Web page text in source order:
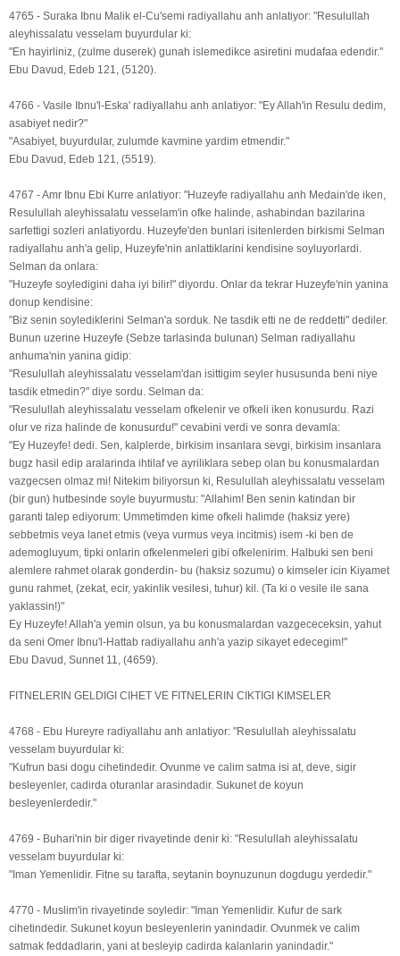
4765 - Suraka Ibnu Malik el-Cu'semi radiyallahu anh anlatiyor: "Resulullah
aleyhissalatu vesselam buyurdular ki:
"En hayirliniz, (zulme duserek) gunah islemedikce asiretini mudafaa edendir."
Ebu Davud, Edeb 121, (5120).
4766 - Vasile Ibnu'l-Eska' radiyallahu anh anlatiyor: "Ey Allah'in Resulu dedim,
asabiyet nedir?"
"Asabiyet, buyurdular, zulumde kavmine yardim etmendir."
Ebu Davud, Edeb 121, (5519).
4767 - Amr Ibnu Ebi Kurre anlatiyor: "Huzeyfe radiyallahu anh Medain'de iken,
Resulullah aleyhissalatu vesselam'in ofke halinde, ashabindan bazilarina
sarfettigi sozleri anlatiyordu. Huzeyfe'den bunlari isitenlerden birkismi Selman
radiyallahu anh'a gelip, Huzeyfe'nin anlattiklarini kendisine soyluyorlardi.
Selman da onlara:
"Huzeyfe soyledigini daha iyi bilir!" diyordu. Onlar da tekrar Huzeyfe'nin yanina
donup kendisine:
"Biz senin soylediklerini Selman'a sorduk. Ne tasdik etti ne de reddetti" dediler.
Bunun uzerine Huzeyfe (Sebze tarlasinda bulunan) Selman radiyallahu
anhuma'nin yanina gidip:
"Resulullah aleyhissalatu vesselam'dan isittigim seyler hususunda beni niye
tasdik etmedin?" diye sordu. Selman da:
"Resulullah aleyhissalatu vesselam ofkelenir ve ofkeli iken konusurdu. Razi
olur ve riza halinde de konusurdu!" cevabini verdi ve sonra devamla:
"Ey Huzeyfe! dedi. Sen, kalplerde, birkisim insanlara sevgi, birkisim insanlara
bugz hasil edip aralarinda ihtilaf ve ayriliklara sebep olan bu konusmalardan
vazgecsen olmaz mi! Nitekim biliyorsun ki, Resulullah aleyhissalatu vesselam
(bir gun) hutbesinde soyle buyurmustu: "Allahim! Ben senin katindan bir
garanti talep ediyorum: Ummetimden kime ofkeli halimde (haksiz yere)
sebbetmis veya lanet etmis (veya vurmus veya incitmis) isem -ki ben de
ademogluyum, tipki onlarin ofkelenmeleri gibi ofkelenirim. Halbuki sen beni
alemlere rahmet olarak gonderdin- bu (haksiz sozumu) o kimseler icin Kiyamet
gunu rahmet, (zekat, ecir, yakinlik vesilesi, tuhur) kil. (Ta ki o vesile ile sana
yaklassin!)"
Ey Huzeyfe! Allah'a yemin olsun, ya bu konusmalardan vazgececeksin, yahut
da seni Omer Ibnu'l-Hattab radiyallahu anh'a yazip sikayet edecegim!"
Ebu Davud, Sunnet 11, (4659).
FITNELERIN GELDIGI CIHET VE FITNELERIN CIKTIGI KIMSELER
4768 - Ebu Hureyre radiyallahu anh anlatiyor: "Resulullah aleyhissalatu
vesselam buyurdular ki:
"Kufrun basi dogu cihetindedir. Ovunme ve calim satma isi at, deve, sigir
besleyenler, cadirda oturanlar arasindadir. Sukunet de koyun
besleyenlerdedir."
4769 - Buhari'nin bir diger rivayetinde denir ki: "Resulullah aleyhissalatu
vesselam buyurdular ki:
"Iman Yemenlidir. Fitne su tarafta, seytanin boynuzunun dogdugu yerdedir."
4770 - Muslim'in rivayetinde soyledir: "Iman Yemenlidir. Kufur de sark
cihetindedir. Sukunet koyun besleyenlerin yanindadir. Ovunmek ve calim
satmak feddadlarin, yani at besleyip cadirda kalanlarin yanindadir."